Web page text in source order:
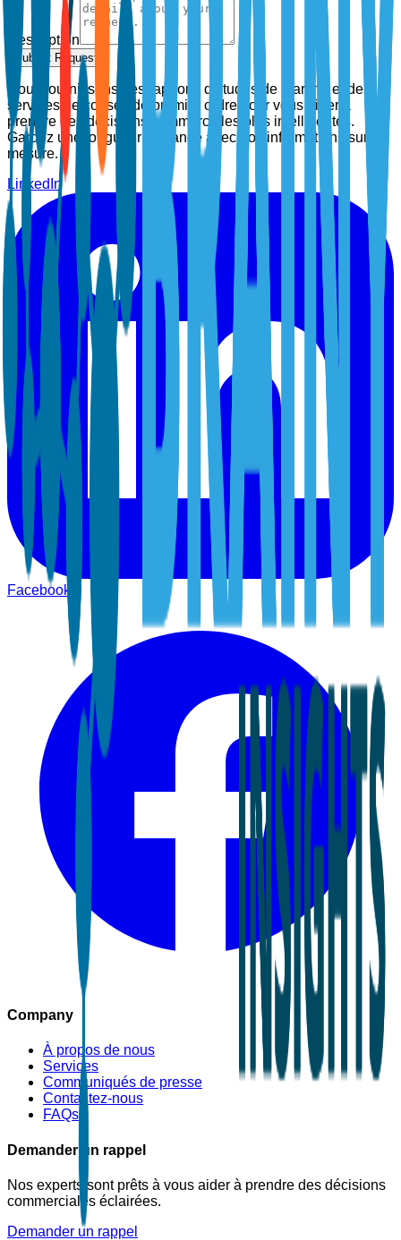
Description
Submit Request
Nous fournissons des rapports d'études de marché et des
services de conseil de premier ordre pour vous aider à
prendre des décisions commerciales plus intelligentes.
Gardez une longueur d'avance avec nos informations sur
mesure.
LinkedIn
Facebook
Company
À propos de nous
Services
Communiqués de presse
Contactez-nous
FAQs
Demander un rappel
Nos experts sont prêts à vous aider à prendre des décisions
commerciales éclairées.
Demander un rappel